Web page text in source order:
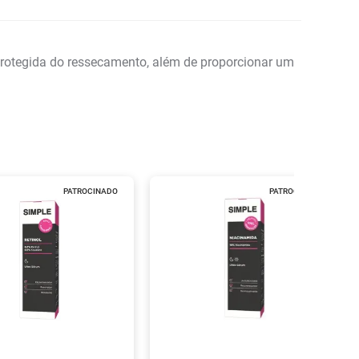
do ressecamento, além de proporcionar um
PATROCINADO PATROCINADO